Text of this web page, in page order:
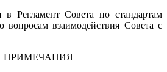
в Регламент Совета по стандартам
вопросам взаимодействия Совета с
ПРИМЕЧАНИЯ